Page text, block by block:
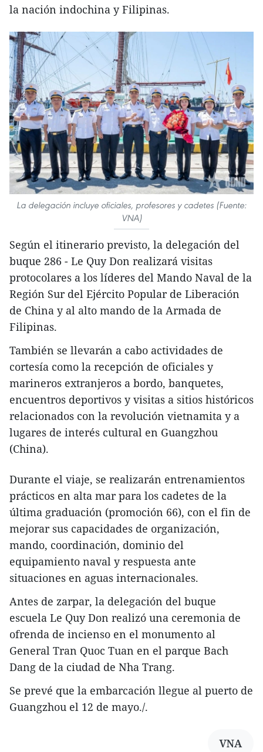
la nación indochina y Filipinas.
La delegación incluye oficiales, profesores y cadetes (Fuente:
VNA)
Según el itinerario previsto, la delegación del
buque 286 - Le Quy Don realizará visitas
protocolares a los líderes del Mando Naval de la
Región Sur del Ejército Popular de Liberación
de China y al alto mando de la Armada de
Filipinas.
También se llevarán a cabo actividades de
cortesía como la recepción de oficiales y
marineros extranjeros a bordo, banquetes,
encuentros deportivos y visitas a sitios históricos
relacionados con la revolución vietnamita y a
lugares de interés cultural en Guangzhou
(China).
Durante el viaje, se realizarán entrenamientos
prácticos en alta mar para los cadetes de la
última graduación (promoción 66), con el fin de
mejorar sus capacidades de organización,
mando, coordinación, dominio del
equipamiento naval y respuesta ante
situaciones en aguas internacionales.
Antes de zarpar, la delegación del buque
escuela Le Quy Don realizó una ceremonia de
ofrenda de incienso en el monumento al
General Tran Quoc Tuan en el parque Bach
Dang de la ciudad de Nha Trang.
Se prevé que la embarcación llegue al puerto de
Guangzhou el 12 de mayo./.
VNA